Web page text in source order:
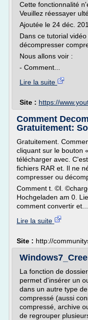
Cette fonctionnalité
Veuillez réessayer
Ajoutée le 24 déc.
Dans ce tutorial
décompresser
Nous allons voir :
- Comment...
Lire la suite
Site : https://
Comment
Gratuitement:
Gratuitement.
cliquant sur le bouton
télécharger avec.
fichiers RAR et. Il ne
compresser ou
Comment t. ©l.
Hochgeladen am 0.
comment convertir et...
Lire la suite
Site : http://
La fonction de
permet d'insérer un
dans un autre type
compressé (aussi
compressé, archive
de regrouper